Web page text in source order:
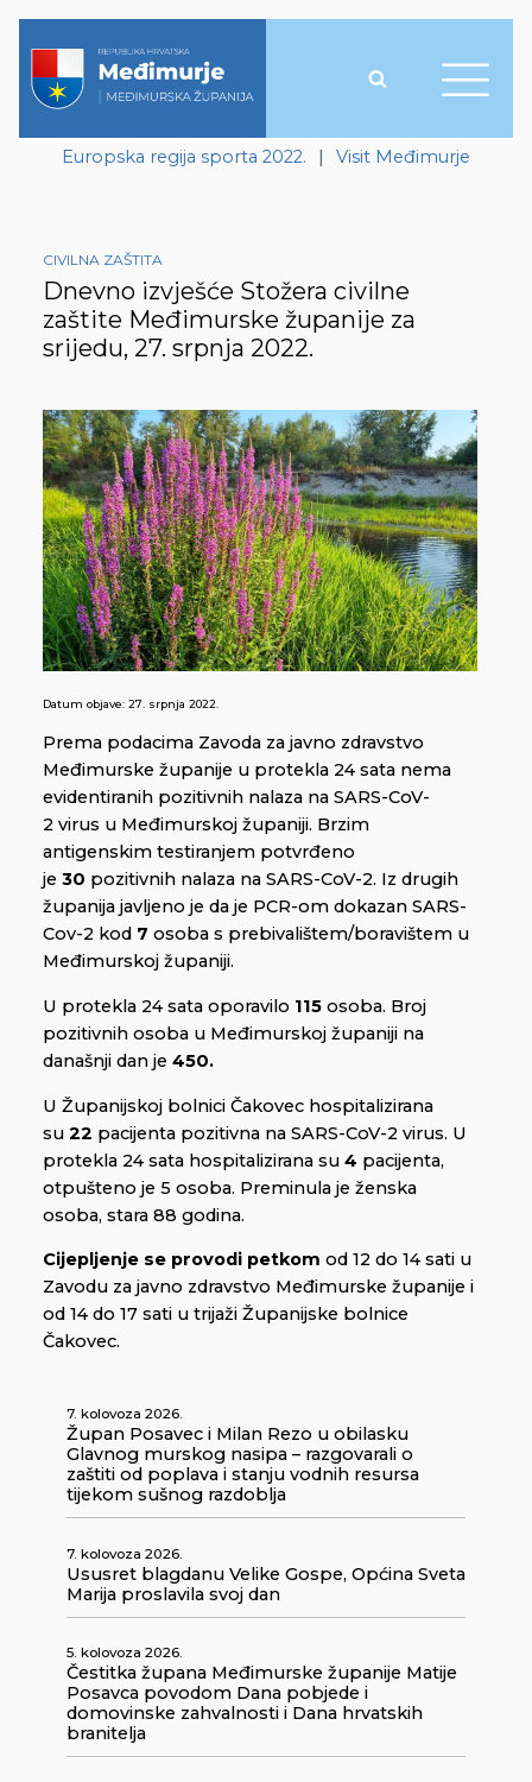
Europska regija sporta 2022. | Visit Međimurje
CIVILNA ZAŠTITA
Dnevno izvješće Stožera civilne
zaštite Međimurske županije za
srijedu, 27. srpnja 2022.
Datum objave: 27. srpnja 2022.
Prema podacima Zavoda za javno zdravstvo
Međimurske županije u protekla 24 sata nema
evidentiranih pozitivnih nalaza na SARS-CoV-
2 virus u Međimurskoj županiji. Brzim
antigenskim testiranjem potvrđeno
je 30 pozitivnih nalaza na SARS-CoV-2. Iz drugih
županija javljeno je da je PCR-om dokazan SARS-
Cov-2 kod 7 osoba s prebivalištem/boravištem u
Međimurskoj županiji.
U protekla 24 sata oporavilo 115 osoba. Broj
pozitivnih osoba u Međimurskoj županiji na
današnji dan je 450.
U Županijskoj bolnici Čakovec hospitalizirana
su 22 pacijenta pozitivna na SARS-CoV-2 virus. U
protekla 24 sata hospitalizirana su 4 pacijenta,
otpušteno je 5 osoba. Preminula je ženska
osoba, stara 88 godina.
Cijepljenje se provodi petkom od 12 do 14 sati u
Zavodu za javno zdravstvo Međimurske županije i
od 14 do 17 sati u trijaži Županijske bolnice
Čakovec.
7. kolovoza 2026.
Župan Posavec i Milan Rezo u obilasku
Glavnog murskog nasipa – razgovarali o
zaštiti od poplava i stanju vodnih resursa
tijekom sušnog razdoblja
7. kolovoza 2026.
Ususret blagdanu Velike Gospe, Općina Sveta
Marija proslavila svoj dan
5. kolovoza 2026.
Čestitka župana Međimurske županije Matije
Posavca povodom Dana pobjede i
domovinske zahvalnosti i Dana hrvatskih
branitelja